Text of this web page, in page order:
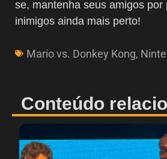
se, mantenha seus amigos por
inimigos ainda mais perto!
Mario vs. Donkey Kong,
Conteúdo